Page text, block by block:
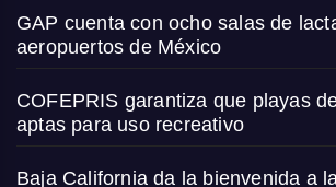
GAP cuenta con ocho salas de
aeropuertos de México
COFEPRIS garantiza que playas
aptas para uso recreativo
Baja California da la bienvenida a